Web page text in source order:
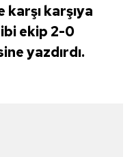
karşıya
ekip 2-0
yazdırdı.